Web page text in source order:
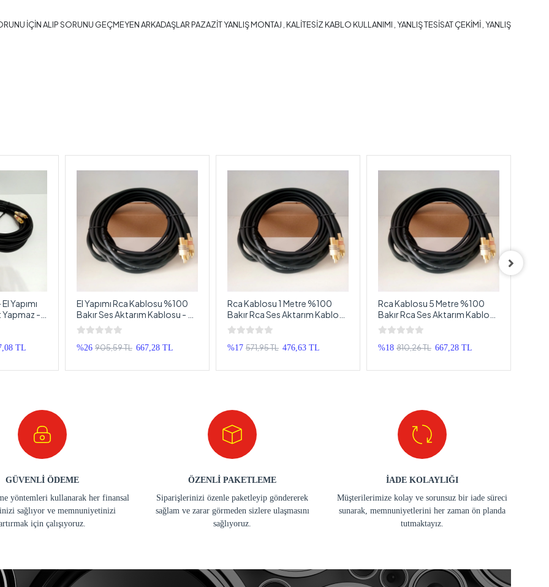
İÇİN ALIP SORUNU GEÇMEYEN ARKADAŞLAR PAZAZİT YANLIŞ MONTAJ , KALİTESİZ KABLO KULLANIMI , YANLIŞ TESİSAT ÇEKİMİ , YANLIŞ
Yapımı
- 2
TL
El Yapımı Rca Kablosu %100
Bakır Ses Aktarım Kablosu - 5
Metre
%26 905,59 TL 667,28 TL
Rca Kablosu 1 Metre %100
Bakır Rca Ses Aktarım Kablosu
El Yapımı 1 Metre
%17 571,95 TL 476,63 TL
Rca Kablosu 5 Metre %100
Bakır Rca Ses Aktarım Kablosu
El Yapımı 5 Metre
%18 810,26 TL 667,28 TL
GÜVENLİ ÖDEME
yöntemleri kullanarak her finansal
sağlıyor ve memnuniyetinizi
için çalışıyoruz.
ÖZENLİ PAKETLEME
Siparişlerinizi özenle paketleyip göndererek
sağlam ve zarar görmeden sizlere ulaşmasını
sağlıyoruz.
İADE KOLAYLIĞI
Müşterilerimize kolay ve sorunsuz bir iade süreci
sunarak, memnuniyetlerini her zaman ön planda
tutmaktayız.